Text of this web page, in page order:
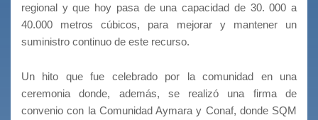
regional y que hoy pasa de una capacidad de 30. 000 a
40.000 metros cúbicos, para mejorar y mantener un
suministro continuo de este recurso.
Un hito que fue celebrado por la comunidad en una
ceremonia donde, además, se realizó una firma de
convenio con la Comunidad Aymara y Conaf, donde SQM